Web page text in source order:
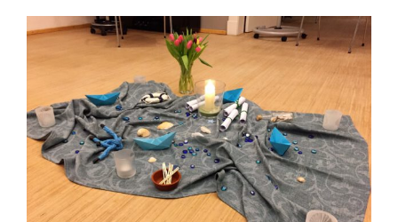
Veranstaltungen
Impressum
Datenschutzerklärung